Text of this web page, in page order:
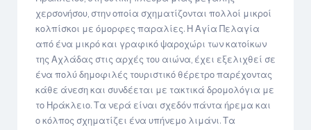
χερσονήσου, στην οποία σχηματίζονται πολλοί μικροί
κολπίσκοι με όμορφες παραλίες. Η Αγία Πελαγία
από ένα μικρό και γραφικό ψαροχώρι των κατοίκων
της Αχλάδας στις αρχές του αιώνα, έχει εξελιχθεί σε
ένα πολύ δημοφιλές τουριστικό θέρετρο παρέχοντας
κάθε άνεση και συνδέεται με τακτικά δρομολόγια με
το Ηράκλειο. Τα νερά είναι σχεδόν πάντα ήρεμα και
ο κόλπος σχηματίζει ένα υπήνεμο λιμάνι. Τα